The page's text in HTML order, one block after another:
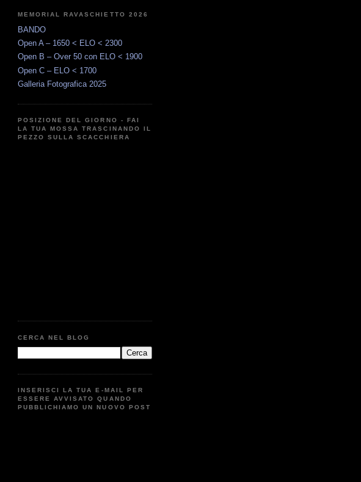
MEMORIAL RAVASCHIETTO 2026
BANDO
Open A – 1650 < ELO < 2300
Open B – Over 50 con ELO < 1900
Open C – ELO < 1700
Galleria Fotografica 2025
POSIZIONE DEL GIORNO - FAI
LA TUA MOSSA TRASCINANDO IL
PEZZO SULLA SCACCHIERA
CERCA NEL BLOG
INSERISCI LA TUA E-MAIL PER
ESSERE AVVISATO QUANDO
PUBBLICHIAMO UN NUOVO POST